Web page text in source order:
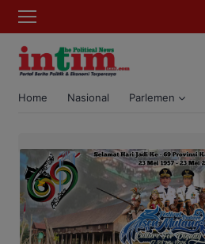
Home Nasional Parlemen